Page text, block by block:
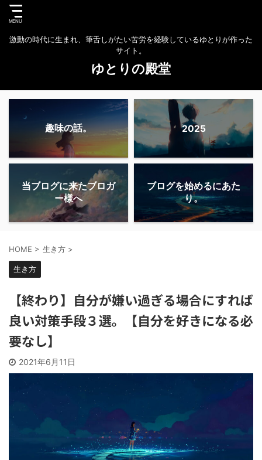
激動の時代に生まれ、筆舌しがたい苦労を経験しているゆとりが作った
サイト。
ゆとりの殿堂
趣味の話。 2025
当ブログに来たブロガ
ー様へ
ブログを始めるにあた
り。
HOME > 生き方 >
生き方
【終わり】自分が嫌い過ぎる場合にすれば
良い対策手段３選。【自分を好きになる必
要なし】
2021年6月11日